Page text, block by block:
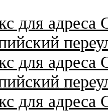
для адреса
для адреса
для адреса